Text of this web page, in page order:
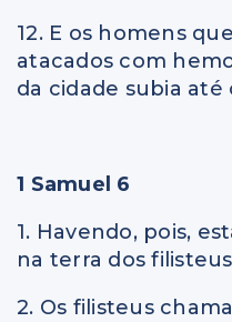
12. E os homens
atacados com
da cidade subia até
1 Samuel 6
1. Havendo, pois,
na terra dos
2. Os filisteus